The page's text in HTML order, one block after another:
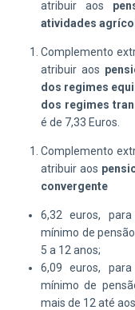
atribuir aos
atividades
Complemento
atribuir aos
dos regimes
dos regimes
é de 7,33 Euros.
Complemento
atribuir aos
convergente
6,32 euros,
mínimo de
5 a 12 anos;
6,09 euros,
mínimo de
mais de 12 até